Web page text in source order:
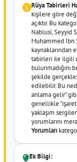
Rüya Tabirleri
kişilere göre
açıktır. Bu
Nablusi, Seyyid
Muhammed
kaynaklarından
tabirleri ile ilgili
bulunmadığını
şekilde
edilebilir. Bu
anlama gelir"
genellikle
yaklaşım
yorumlarını
Yorumları
Ek Bilgi: